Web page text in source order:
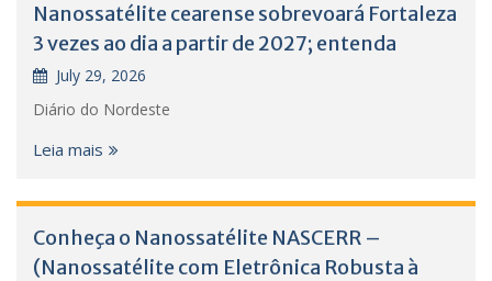
Nanossatélite cearense sobrevoará Fortaleza
3 vezes ao dia a partir de 2027; entenda
July 29, 2026
Diário do Nordeste
Leia mais
Conheça o Nanossatélite NASCERR –
(Nanossatélite com Eletrônica Robusta à